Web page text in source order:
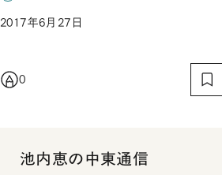
2017年6月27日
0
池内恵の中東通信